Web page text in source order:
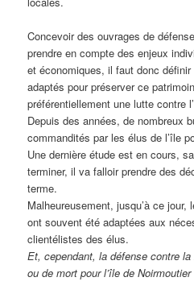
Concevoir des ouvrages de
prendre en compte des enjeux
et économiques, il faut donc
adaptés pour préserver ce
préférentiellement une lutte contre
Depuis des années, de nombreux
commandités par les élus de l’île
Une dernière étude est en cours,
terminer, il va falloir prendre des
terme.
Malheureusement, jusqu’à ce
ont souvent été adaptées aux
clientélistes des élus.
Et, cependant, la défense contre
ou de mort pour l’île de Noirmoutier